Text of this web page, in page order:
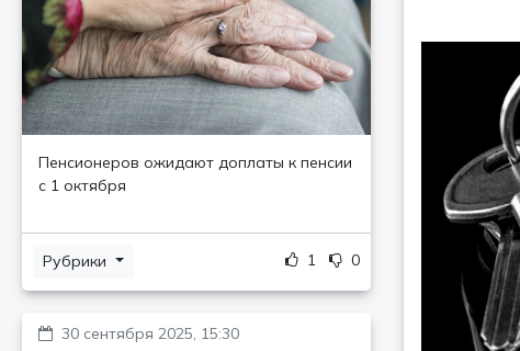
Пенсионеров ожидают доплаты к пенсии
с 1 октября
Рубрики 1 0
30 сентября 2025, 15:30